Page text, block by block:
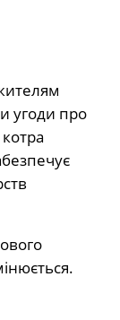
угоди про